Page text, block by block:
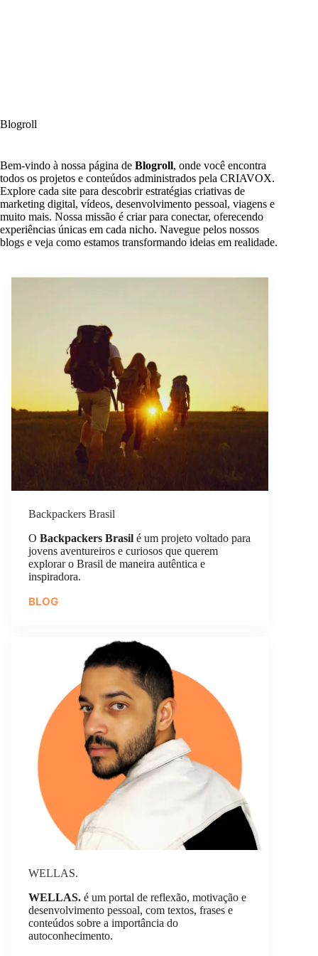
Blogroll
Bem-vindo à nossa página de Blogroll, onde você encontra
todos os projetos e conteúdos administrados pela CRIAVOX.
Explore cada site para descobrir estratégias criativas de
marketing digital, vídeos, desenvolvimento pessoal, viagens e
muito mais. Nossa missão é criar para conectar, oferecendo
experiências únicas em cada nicho. Navegue pelos nossos
blogs e veja como estamos transformando ideias em realidade.
Backpackers Brasil
O Backpackers Brasil é um projeto voltado para
jovens aventureiros e curiosos que querem
explorar o Brasil de maneira autêntica e
inspiradora.
BLOG
WELLAS.
WELLAS. é um portal de reflexão, motivação e
desenvolvimento pessoal, com textos, frases e
conteúdos sobre a importância do
autoconhecimento.